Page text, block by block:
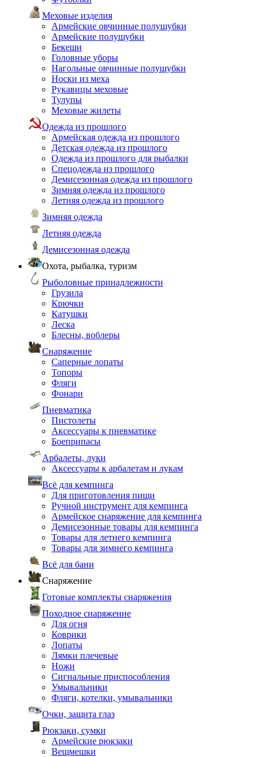
Меховые изделия
Армейские овчинные полушубки
Армейские полушубки
Бекеши
Головные уборы
Нагольные овчинные полушубки
Носки из меха
Рукавицы меховые
Тулупы
Меховые жилеты
Одежда из прошлого
Армейская одежда из прошлого
Детская одежда из прошлого
Одежда из прошлого для рыбалки
Спецодежда из прошлого
Демисезонная одежда из прошлого
Зимняя одежда из прошлого
Летняя одежда из прошлого
Зимняя одежда
Летняя одежда
Демисезонная одежда
Охота, рыбалка, туризм
Рыболовные принадлежности
Грузила
Крючки
Катушки
Леска
Блесны, воблеры
Снаряжение
Саперные лопаты
Топоры
Фляги
Фонари
Пневматика
Пистолеты
Аксессуары к пневматике
Боеприпасы
Арбалеты, луки
Аксессуары к арбалетам и лукам
Всё для кемпинга
Для приготовления пищи
Ручной инструмент для кемпинга
Армейское снаряжение для кемпинга
Демисезонные товары для кемпинга
Товары для летнего кемпинга
Товары для зимнего кемпинга
Всё для бани
Снаряжение
Готовые комплекты снаряжения
Походное снаряжение
Для огня
Коврики
Лопаты
Лямки плечевые
Ножи
Сигнальные приспособления
Умывальники
Фляги, котелки, умывальники
Очки, защита глаз
Рюкзаки, сумки
Армейские рюкзаки
Вещмешки